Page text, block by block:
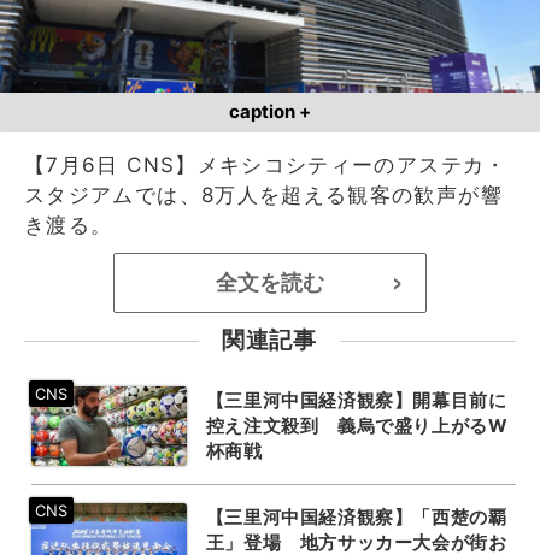
caption +
【7月6日 CNS】メキシコシティーのアステカ・
スタジアムでは、8万人を超える観客の歓声が響
き渡る。
全文を読む >
関連記事
【三里河中国経済観察】開幕目前に
控え注文殺到 義烏で盛り上がるW
杯商戦
【三里河中国経済観察】「西楚の覇
王」登場 地方サッカー大会が街お